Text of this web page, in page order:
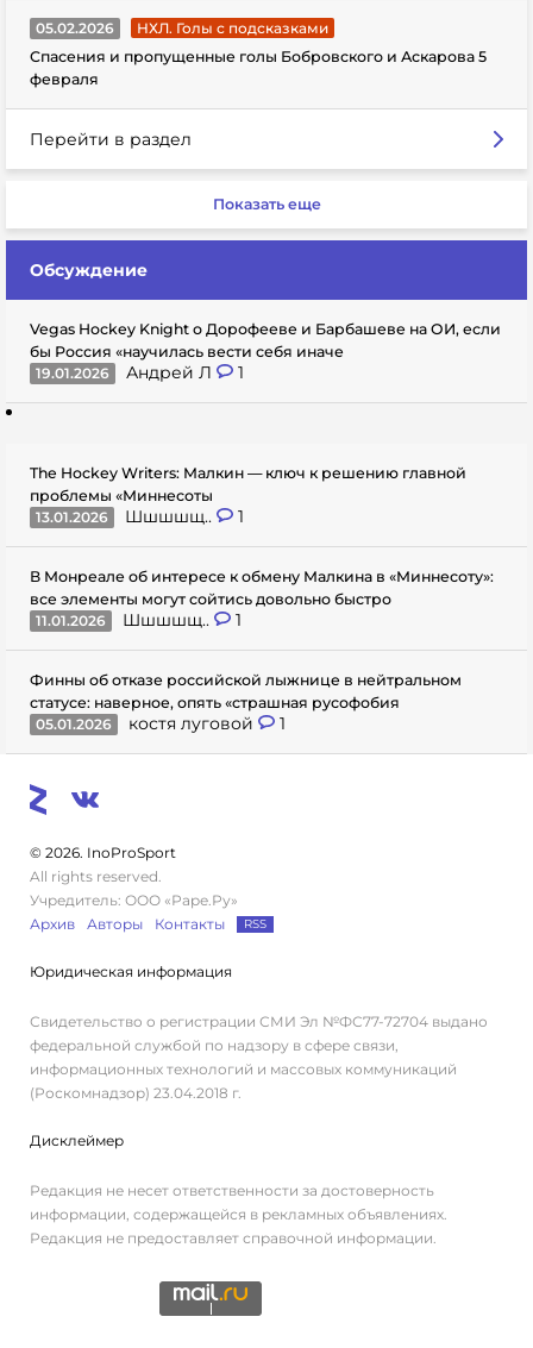
05.02.2026
НХЛ. Голы с подсказками
Спасения и пропущенные голы Бобровского и Аскарова 5
февраля
Перейти в раздел
Показать еще
Обсуждение
Vegas Hockey Knight о Дорофееве и Барбашеве на ОИ, если
бы Россия «научилась вести себя иначе
19.01.2026
Андрей Л 1
The Hockey Writers: Малкин — ключ к решению главной
проблемы «Миннесоты
13.01.2026
Шшшшщ.. 1
В Монреале об интересе к обмену Малкина в «Миннесоту»:
все элементы могут сойтись довольно быстро
11.01.2026
Шшшшщ.. 1
Финны об отказе российской лыжнице в нейтральном
статусе: наверное, опять «страшная русофобия
05.01.2026
костя луговой 1
© 2026. InoProSport
All rights reserved.
Учредитель: ООО «Раре.Ру»
Архив
Авторы Контакты RSS
Юридическая информация
Свидетельство о регистрации СМИ Эл №ФС77-72704 выдано
федеральной службой по надзору в сфере связи,
информационных технологий и массовых коммуникаций
(Роскомнадзор) 23.04.2018 г.
Дисклеймер
Редакция не несет ответственности за достоверность
информации, содержащейся в рекламных объявлениях.
Редакция не предоставляет справочной информации.